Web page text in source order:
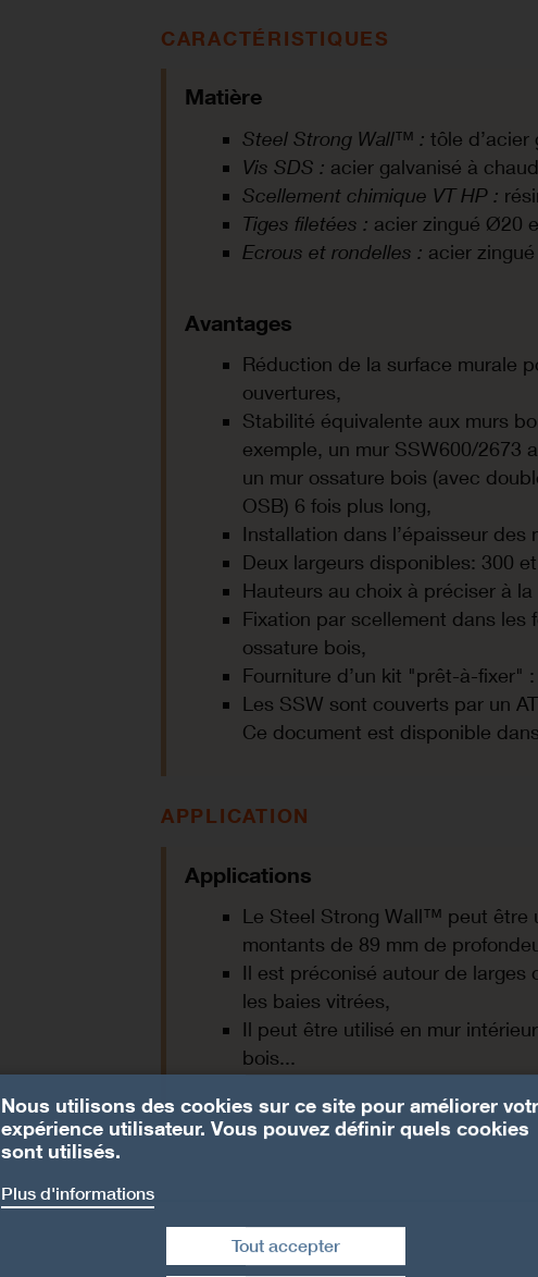
CARACTÉRISTIQUES
Matière
Steel Strong Wall™ : tôle d’acier
Vis SDS : acier galvanisé à chaud
Scellement chimique VT-HP :
Tiges filetées : acier zingué Ø20
Ecrous et rondelles : acier zingué
Avantages
Réduction de la surface murale
ouvertures,
Stabilité équivalente aux murs
exemple, un mur SSW600/2673
un mur ossature bois (avec
OSB) 6 fois plus long,
Installation dans l’épaisseur des
Deux largeurs disponibles: 300
Hauteurs au choix à préciser à
Fixation par scellement dans
ossature bois,
​Fourniture d’un kit "prêt-à-fixer"
Les SSW sont couverts par un
Ce document est disponible
APPLICATION
Applications
Le Steel Strong Wall™ peut être
montants de 89 mm de
Il est préconisé autour de larges
les baies vitrées,
Il peut être utilisé en mur
bois...
Nous utilisons des cookies sur ce site pour améliorer
expérience utilisateur. Vous pouvez définir quels cookies
sont utilisés.
Plus d'informations
Tout accepter